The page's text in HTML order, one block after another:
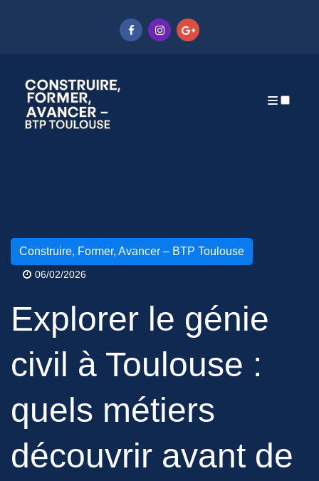
Construire, Former, Avancer – BTP Toulouse
06/02/2026
Explorer le génie
civil à Toulouse :
quels métiers
découvrir avant de